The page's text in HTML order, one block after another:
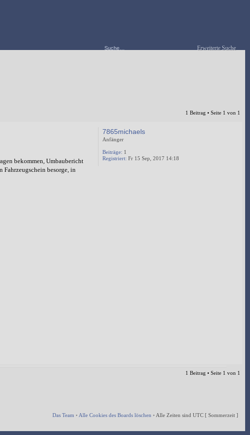
Erweiterte Suche
1 Beitrag • Seite 1 von 1
bekommen, Umbaubericht
Fahrzeugschein besorge, in
7865michaels
Anfänger
Beiträge: 1
Registriert: Fr 15 Sep, 2017 14:18
1 Beitrag • Seite 1 von 1
Das Team • Alle Cookies des Boards löschen • Alle Zeiten sind UTC [ Sommerzeit ]